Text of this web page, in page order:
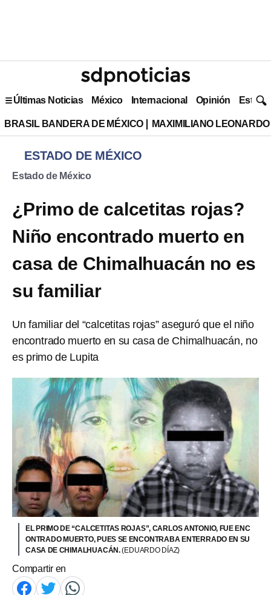
Últimas Noticias México Internacional Opinión Estilo
BRASIL BANDERA DE MÉXICO MAXIMILIANO
ESTADO DE MÉXICO
Estado de México
¿Primo de calcetitas rojas?
Niño encontrado muerto en
casa de Chimalhuacán no es
su familiar
Un familiar del “calcetitas rojas” aseguró que el niño
encontrado muerto en su casa de Chimalhuacán, no
es primo de Lupita
EL PRIMO DE “CALCETITAS ROJAS”, CARLOS ANTONIO, FUE ENC
ONTRADO MUERTO, PUES SE ENCONTRABA ENTERRADO EN SU
CASA DE CHIMALHUACÁN.(EDUARDO DÍAZ)
Compartir en